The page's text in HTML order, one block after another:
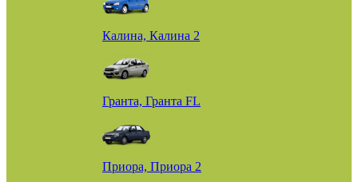
Калина, Калина 2
Гранта, Гранта FL
Приора, Приора 2